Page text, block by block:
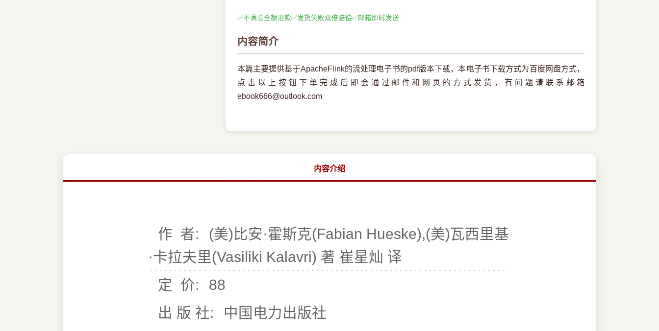
✅不满意全额退款✅发货失败双倍赔偿✅邮箱即时发送
内容简介
本篇主要提供基于ApacheFlink的流处理电子书的pdf版本下载，本电子书下载方式为百度网盘方式，
点击以上按钮下单完成后即会通过邮件和网页的方式发货，有问题请联系邮箱
ebook666@outlook.com
内容介绍
作 者:
(美)比安·霍斯克(Fabian Hueske),(美)瓦西里基
·卡拉夫里(Vasiliki Kalavri) 著 崔星灿 译
定 价:
88
出 版 社:
中国电力出版社